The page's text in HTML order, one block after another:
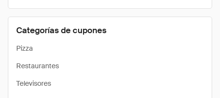
Categorías de cupones
Pizza
Restaurantes
Televisores